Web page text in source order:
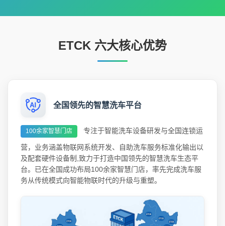
ETCK 六大核心优势
全国领先的智慧洗车平台
100余家智慧门店 专注于智能洗车设备研发与全国连锁运
营，业务涵盖物联网系统开发、自助洗车服务标准化输出以
及配套硬件设备制,致力于打造中国领先的智慧洗车生态平
台。已在全国成功布局100余家智慧门店，率先完成洗车服
务从传统模式向智能物联时代的升级与重塑。